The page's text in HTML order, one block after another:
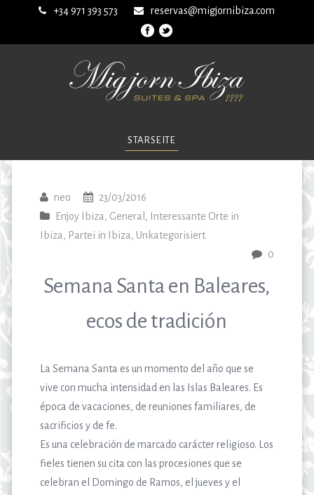
+34 971 393 573 reservas@migjornibiza.com
STARSEITE
neo
23/03/2016
Enjoy Ibiza , General ,
Interessante Orte in
Ibiza , Partei in Ibiza , Unkategorisiert
0
Semana Santa en Baleares,
ecos de tradición
La Semana Santa es un momento del año que se
vive con mucha intensidad en las Islas Baleares. Es
época de vacaciones, de reuniones familiares, de
sacrificios y de fe.
Es una celebración de marcado carácter religioso. Los
fieles tienen su cita con las procesiones que se
celebran el Domingo de Ramos, el jueves y el